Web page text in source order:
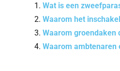
Wat is een
Waarom het
Waarom groendaken
Waarom ambtenaren